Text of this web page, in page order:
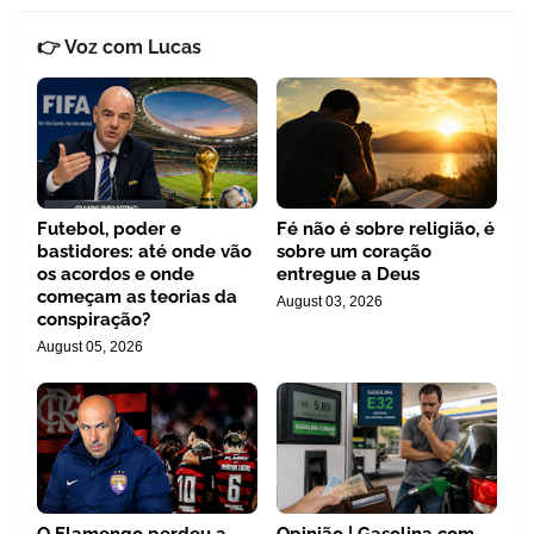
👉 Voz com Lucas
Futebol, poder e
bastidores: até onde vão
os acordos e onde
começam as teorias da
conspiração?
August 05, 2026
Fé não é sobre religião, é
sobre um coração
entregue a Deus
August 03, 2026